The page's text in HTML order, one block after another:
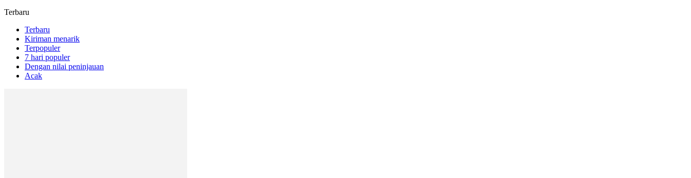
Terbaru
Terbaru
Kiriman menarik
Terpopuler
7 hari populer
Dengan nilai peninjauan
Acak